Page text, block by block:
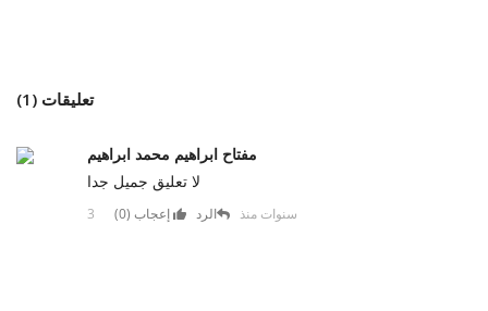
تعليقات (1)
مفتاح ابراهيم محمد ابراهيم
لا تعليق جميل جدا
3 سنوات منذ الرد إعجاب (0
)